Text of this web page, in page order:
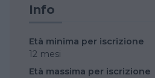
Info
Età minima per iscrizione
12 mesi
Età massima per iscrizione